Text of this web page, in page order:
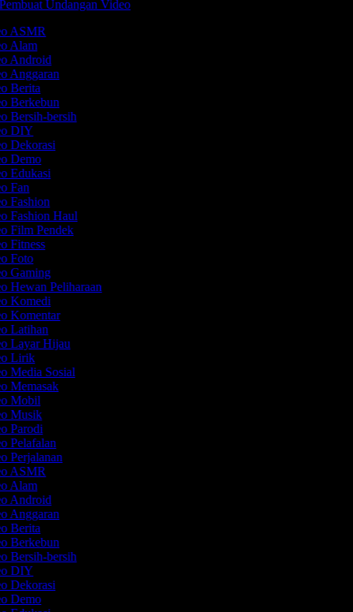
Undangan Video
ASMR
Alam
Android
Anggaran
Berita
Berkebun
Bersih-bersih
DIY
Dekorasi
Demo
Edukasi
Fan
Fashion
Fashion Haul
Film Pendek
Fitness
Foto
Gaming
Hewan Peliharaan
Komedi
Komentar
Latihan
Layar Hijau
Lirik
Media Sosial
Memasak
Mobil
Musik
Parodi
Pelafalan
Perjalanan
ASMR
Alam
Android
Anggaran
Berita
Berkebun
Bersih-bersih
DIY
Dekorasi
Demo